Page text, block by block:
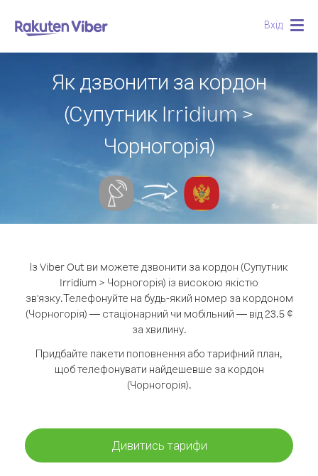
Вхід
Як дзвонити за кордон
(Супутник Irridium >
Чорногорія)
Із Viber Out ви можете дзвонити за кордон (Супутник
Irridium > Чорногорія) із високою якістю
зв'язку.Телефонуйте на будь-який номер за кордоном
(Чорногорія) — стаціонарний чи мобільний — від 23.5 ¢
за хвилину.
Придбайте пакети поповнення або тарифний план,
щоб телефонувати найдешевше за кордон
(Чорногорія).
Дивитись тарифи